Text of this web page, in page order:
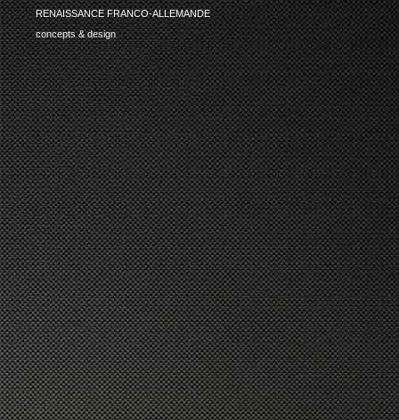
RENAISSANCE FRANCO-ALLEMANDE
concepts & design